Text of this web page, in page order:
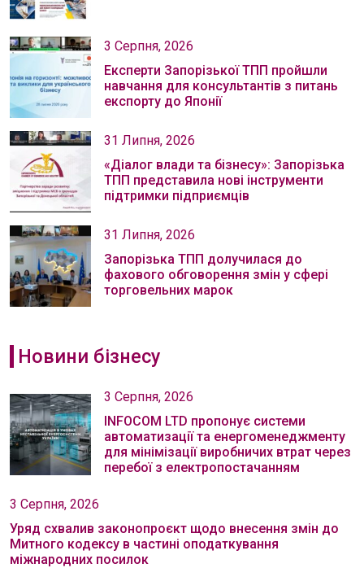
3 Серпня, 2026
Експерти Запорізької ТПП пройшли
навчання для консультантів з питань
експорту до Японії
31 Липня, 2026
«Діалог влади та бізнесу»: Запорізька
ТПП представила нові інструменти
підтримки підприємців
31 Липня, 2026
Запорізька ТПП долучилася до
фахового обговорення змін у сфері
торговельних марок
Новини бізнесу
3 Серпня, 2026
INFOCOM LTD пропонує системи
автоматизації та енергоменеджменту
для мінімізації виробничих втрат через
перебої з електропостачанням
3 Серпня, 2026
Уряд схвалив законопроєкт щодо внесення змін до
Митного кодексу в частині оподаткування
міжнародних посилок